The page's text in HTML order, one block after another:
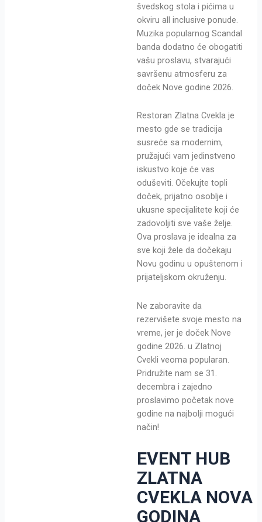
švedskog stola i pićima u
okviru all inclusive ponude.
Muzika popularnog Scandal
banda dodatno će obogatiti
vašu proslavu, stvarajući
savršenu atmosferu za
doček Nove godine 2026.
Restoran Zlatna Cvekla je
mesto gde se tradicija
susreće sa modernim,
pružajući vam jedinstveno
iskustvo koje će vas
oduševiti. Očekujte topli
doček, prijatno osoblje i
ukusne specijalitete koji će
zadovoljiti sve vaše želje.
Ova proslava je idealna za
sve koji žele da dočekaju
Novu godinu u opuštenom i
prijateljskom okruženju.
Ne zaboravite da
rezervišete svoje mesto na
vreme, jer je doček Nove
godine 2026. u Zlatnoj
Cvekli veoma popularan.
Pridružite nam se 31.
decembra i zajedno
proslavimo početak nove
godine na najbolji mogući
način!
EVENT HUB
ZLATNA
CVEKLA NOVA
GODINA